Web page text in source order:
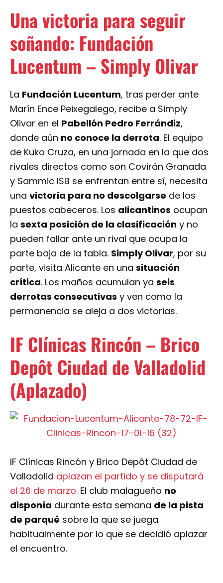
Una victoria para seguir
soñando: Fundación
Lucentum – Simply Olivar
La Fundación Lucentum, tras perder ante
Marín Ence Peixegalego, recibe a Simply
Olivar en el Pabellón Pedro Ferrándiz,
donde aún no conoce la derrota. El equipo
de Kuko Cruza, en una jornada en la que dos
rivales directos como son Covirán Granada
y Sammic ISB se enfrentan entre sí, necesita
una victoria para no descolgarse de los
puestos cabeceros. Los alicantinos ocupan
la sexta posición de la clasificación y no
pueden fallar ante un rival que ocupa la
parte baja de la tabla. Simply Olivar, por su
parte, visita Alicante en una situación
crítica. Los maños acumulan ya seis
derrotas consecutivas y ven como la
permanencia se aleja a dos victorias.
IF Clínicas Rincón – Brico
Depôt Ciudad de Valladolid
(Aplazado)
IF Clínicas Rincón y Brico Depôt Ciudad de
Valladolid aplazan el partido y se disputará
el 26 de marzo. El club malagueño no
disponía durante esta semana de la pista
de parqué sobre la que se juega
habitualmente por lo que se decidió aplazar
el encuentro.